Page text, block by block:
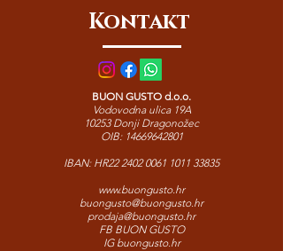
toskanske tradicije.
Kontakt
BUON GUSTO d.o.o.
Vodovodna ulica 19A
10253 Donji Dragonožec
OIB: 14669642801
IBAN: HR222402 0061 1011 33835
www.buongusto.hr
buongusto@buongusto.hr
prodaja@buongusto.hr
FB BUON GUSTO
IG buongusto.hr